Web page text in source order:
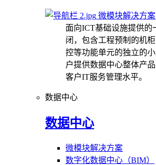
微模块解决方案
面向ICT基础设施提供的
闭，包含工程预制的机
控等功能单元的独立的
户提供数据中心整体产
客户IT服务管理水平。
数据中心
数据中心
微模块解决方案
数字化数据中心（BIM）